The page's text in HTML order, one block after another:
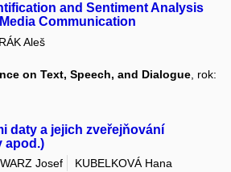
and Sentiment Analysis
Communication
Aleš
on Text, Speech, and Dialogue , rok:
daty a jejich zveřejňování
apod.)
Josef
KUBELKOVÁ Hana